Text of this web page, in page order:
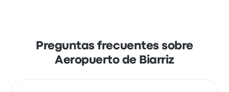
Preguntas frecuentes sobre
Aeropuerto de Biarriz